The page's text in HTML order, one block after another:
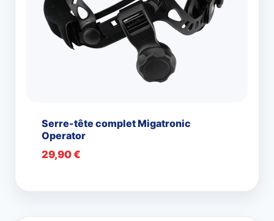
Serre-tête complet Migatronic
Operator
29,90€